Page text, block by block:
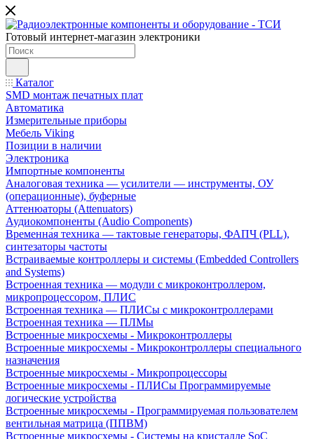
Готовый интернет-магазин электроники
Каталог
SMD монтаж печатных плат
Автоматика
Измерительные приборы
Мебель Viking
Позиции в наличии
Электроника
Импортные компоненты
Аналоговая техника — усилители — инструменты, ОУ
(операционные), буферные
Аттенюаторы (Attenuators)
Аудиокомпоненты (Audio Components)
Временна́я техника — тактовые генераторы, ФАПЧ (PLL),
синтезаторы частоты
Встраиваемые контроллеры и системы (Embedded Controllers
and Systems)
Встроенная техника — модули с микроконтроллером,
микропроцессором, ПЛИС
Встроенная техника — ПЛИСы с микроконтроллерами
Встроенная техника — ПЛМы
Встроенные микросхемы - Микроконтроллеры
Встроенные микросхемы - Микроконтроллеры специального
назначения
Встроенные микросхемы - Микропроцессоры
Встроенные микросхемы - ПЛИСы Программируемые
логические устройства
Встроенные микросхемы - Программируемая пользователем
вентильная матрица (ППВМ)
Встроенные микросхемы - Системы на кристалле SoC